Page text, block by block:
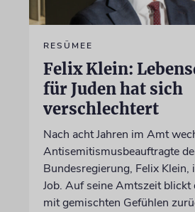
RESÜMEE
Felix Klein:
für Juden hat sich
verschlechtert
Nach acht Jahren im Amt
Antisemitismusbeauftragte
Bundesregierung, Felix Klein,
Job. Auf seine Amtszeit blickt
mit gemischten Gefühlen